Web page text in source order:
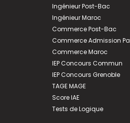
Ingénieur Post-Bac
Ingénieur Maroc
Commerce Post-Bac
Commerce Admission
Commerce Maroc
IEP Concours Commun
IEP Concours Grenoble
TAGE MAGE
Score IAE
Tests de Logique